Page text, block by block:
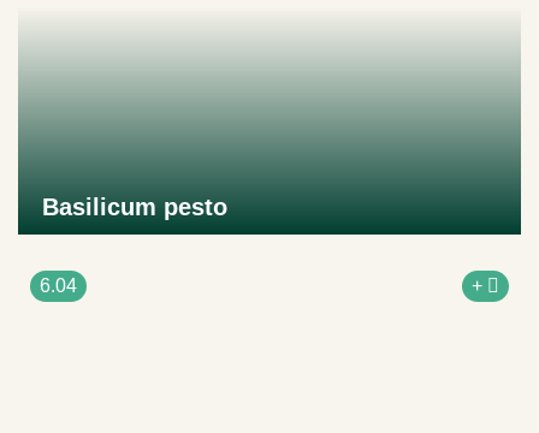
Basilicum pesto
6.04 +